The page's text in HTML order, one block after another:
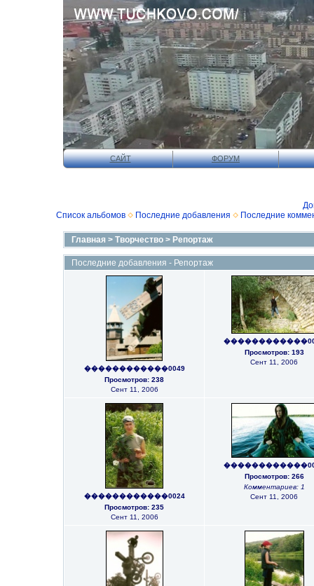
САЙТ ФОРУМ
Список альбомов
Последние добавления Последние
Главная > Творчество > Репортаж
Последние добавления - Репортаж
������������0049
Просмотров: 238
Сент 11, 2006
Просмотров: 193
Сент 11, 2006
������������0024
Просмотров: 235
Сент 11, 2006
Просмотров: 266
Комментариев: 1
Сент 11, 2006